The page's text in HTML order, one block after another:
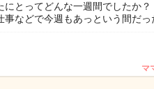
にとってどんな一週間でしたか
事などで今週もあっという間だっ
マ